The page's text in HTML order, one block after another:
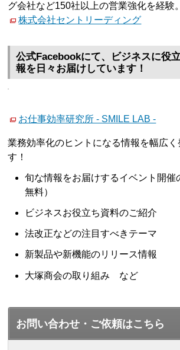
グ会社など150社以上の営業強化を経験。
株式会社セントリーディング
公式Facebookにて、ビジネスに役
報を日々お届けしています！
お仕事効率研究所 - SMILE LAB -
業務効率化のヒントになる情報を幅広く
す！
旬な情報をお届けするイベント開催
無料）
ビジネスお役立ち資料のご紹介
法改正などの注目すべきテーマ
新製品や新機能のリリース情報
大塚商会の取り組み など
お問い合わせ・ご依頼はこちら